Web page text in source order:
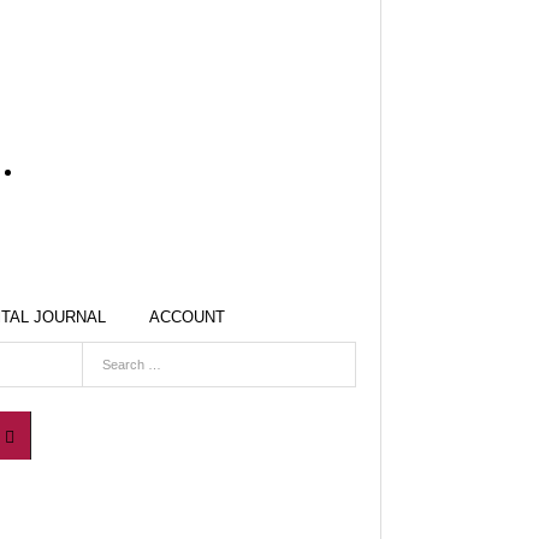
JOURNAL ACCOUNT